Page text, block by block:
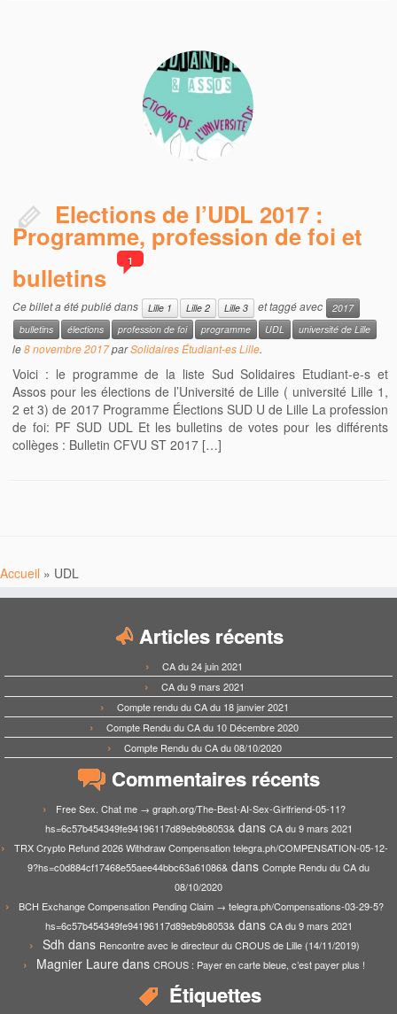
Elections de l’UDL 2017 :
Programme, profession de foi et
bulletins
1
Ce billet a été publié dans Lille 1 Lille 2 Lille 3 et taggé avec
2017
bulletins
élections profession de foi programme UDL université de Lille
le8 novembre 2017parSolidaires Étudiant-es Lille.
Voici : le programme de la liste Sud Solidaires Etudiant-e-s et
Assos pour les élections de l’Université de Lille ( université Lille 1,
2 et 3) de 2017 Programme Élections SUD U de Lille La profession
de foi: PF SUD UDL Et les bulletins de votes pour les différents
collèges : Bulletin CFVU ST 2017 […]
Accueil » UDL
Articles récents
CA du 24 juin 2021
CA du 9 mars 2021
Compte rendu du CA du 18 janvier 2021
Compte Rendu du CA du 10 Décembre 2020
Compte Rendu du CA du 08/10/2020
Commentaires récents
Free Sex. Chat me → graph.org/The-Best-AI-Sex-Girlfriend-05-11?
hs=6c57b454349fe94196117d89eb9b8053&dans CA du 9 mars 2021
TRX Crypto Refund 2026 Withdraw Compensation telegra.ph/COMPENSATION-05-12-
9?hs=c0d884cf17468e55aee44bbc63a61086& dans Compte Rendu du CA du
08/10/2020
BCH Exchange Compensation Pending Claim → telegra.ph/Compensations-03-29-5?
hs=6c57b454349fe94196117d89eb9b8053&dans CA du 9 mars 2021
Sdh dans Rencontre avec le directeur du CROUS de Lille (14/11/2019)
Magnier Laure dans CROUS : Payer en carte bleue, c’est payer plus !
Étiquettes